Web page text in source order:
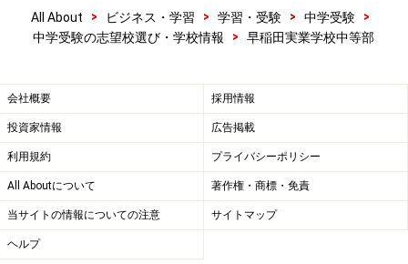
All About > ビジネス・学習 > 学習・受験 > 中学受験
>
中学受験の志望校選び・学校情報
> 早稲田実業学校中等部
会社概要 採用情報
投資家情報 広告掲載
利用規約 プライバシーポリシー
All Aboutについて 著作権・商標・免責
当サイトの情報についての注意 サイトマップ
ヘルプ